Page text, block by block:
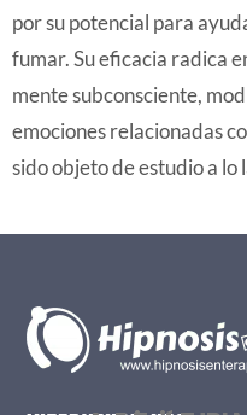
por su potencial para
fumar. Su eficacia radica
mente subconsciente,
emociones relacionadas
sido objeto de estudio a lo